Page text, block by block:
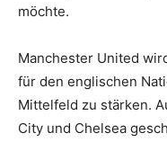
möchte.
Manchester United
für den englischen
Mittelfeld zu stärken.
City und Chelsea